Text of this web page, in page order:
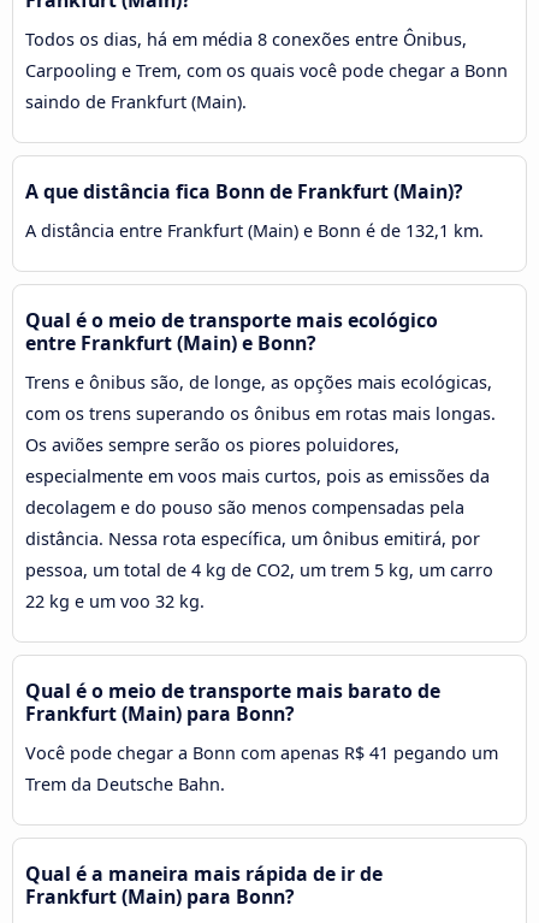
Todos os dias, há em média 8 conexões entre Ônibus,
Carpooling e Trem, com os quais você pode chegar a Bonn
saindo de Frankfurt (Main).
A que distância fica Bonn de Frankfurt (Main)?
A distância entre Frankfurt (Main) e Bonn é de 132,1 km.
Qual é o meio de transporte mais ecológico
entre Frankfurt (Main) e Bonn?
Trens e ônibus são, de longe, as opções mais ecológicas,
com os trens superando os ônibus em rotas mais longas.
Os aviões sempre serão os piores poluidores,
especialmente em voos mais curtos, pois as emissões da
decolagem e do pouso são menos compensadas pela
distância. Nessa rota específica, um ônibus emitirá, por
pessoa, um total de 4 kg de CO2, um trem 5 kg, um carro
22 kg e um voo 32 kg.
Qual é o meio de transporte mais barato de
Frankfurt (Main) para Bonn?
Você pode chegar a Bonn com apenas R$ 41 pegando um
Trem da Deutsche Bahn.
Qual é a maneira mais rápida de ir de
Frankfurt (Main) para Bonn?